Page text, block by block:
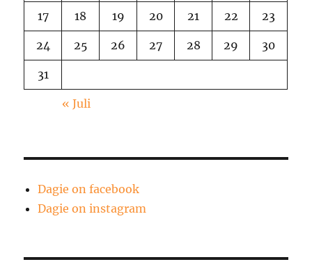
17 18 19 20 21 22 23
24 25 26 27 28 29 30
31
« Juli
Dagie on facebook
Dagie on instagram